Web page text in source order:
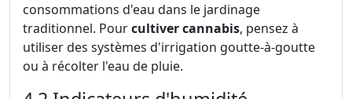
consommations d'eau dans le jardinage
traditionnel. Pourcultiver cannabis, pensez à
utiliser des systèmes d'irrigation goutte-à-goutte
ou à récolter l'eau de pluie.